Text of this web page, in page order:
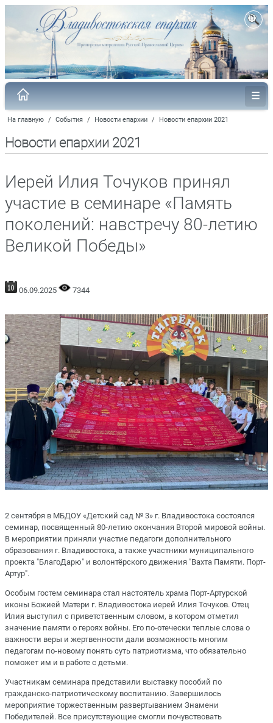
На главную / События / Новости епархии / Новости епархии 2021
Новости епархии 2021
Иерей Илия Точуков принял
участие в семинаре «Память
поколений: навстречу 80-летию
Великой Победы»
06.09.2025 7344
2 сентября в МБДОУ «Детский сад № 3» г. Владивостока состоялся
семинар, посвященный 80-летию окончания Второй мировой войны.
В мероприятии приняли участие педагоги дополнительного
образования г. Владивостока, а также участники муниципального
проекта "БлагоДарю" и волонтёрского движения "Вахта Памяти. Порт-
Артур".
Особым гостем семинара стал настоятель храма Порт-Артурской
иконы Божией Матери г. Владивостока иерей Илия Точуков. Отец
Илия выступил с приветственным словом, в котором отметил
значение памяти о героях войны. Его по-отечески теплые слова о
важности веры и жертвенности дали возможность многим
педагогам по-новому понять суть патриотизма, что обязательно
поможет им и в работе с детьми.
Участникам семинара представили выставку пособий по
гражданско-патриотическому воспитанию. Завершилось
мероприятие торжественным развертыванием Знамени
Победителей. Все присутствующие смогли почувствовать